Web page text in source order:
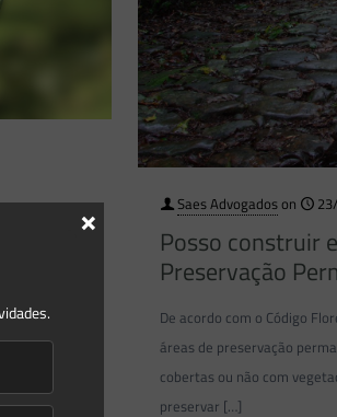
Rio de
Decreto
Saes Advogadoson
Posso construir
Preservação
De acordo com o Código
áreas de preservação
cobertas ou não com
preservar […]
×